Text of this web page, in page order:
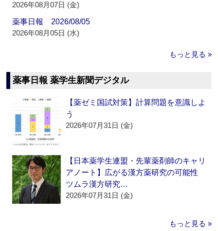
2026年08月07日 (金)
薬事日報 2026/08/05
2026年08月05日 (水)
もっと見る »
薬事日報 薬学生新聞デジタル
【薬ゼミ国試対策】計算問題を意識しよ
う
2026年07月31日 (金)
【日本薬学生連盟・先輩薬剤師のキャリ
アノート】広がる漢方薬研究の可能性
ツムラ漢方研究…
2026年07月31日 (金)
もっと見る »